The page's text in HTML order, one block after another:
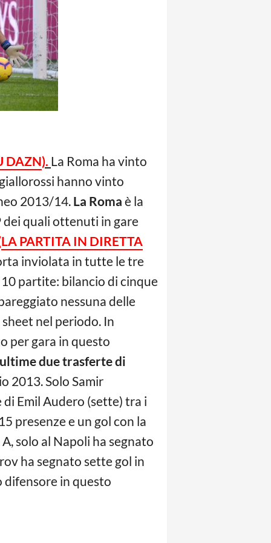
DAZN). La Roma ha vinto
hanno vinto
2013/14. La Roma è la
dei quali ottenuti in gare
LA PARTITA IN DIRETTA
inviolata in tutte le tre
partite: bilancio di cinque
nessuna delle
nel periodo. In
per gara in questo
due trasferte di
2013. Solo Samir
Emil Audero (sette) tra i
presenze e un gol con la
solo al Napoli ha segnato
ha segnato sette gol in
difensore in questo